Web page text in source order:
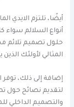
أيضًا، تلتزم الايدي
أنواع السلالم سواء
حلول تصميم تلائم
المثالي لأولئك
إضافة إلى ذلك، توفر
لتقديم نصائح حول
والتصميم الداخلي